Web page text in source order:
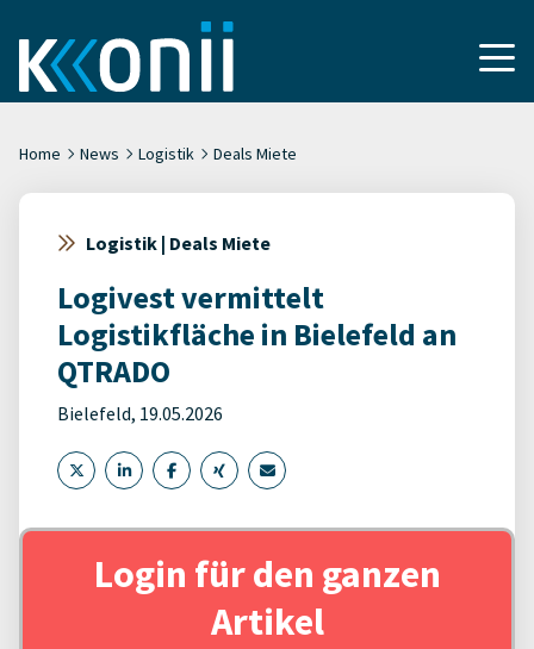
Home News Logistik Deals Miete
Logistik | Deals Miete
Logivest vermittelt
Logistikfläche in Bielefeld an
QTRADO
Bielefeld, 19.05.2026
Login für den ganzen
Artikel